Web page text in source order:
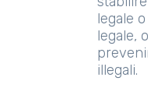
legale
legale,
illegali.